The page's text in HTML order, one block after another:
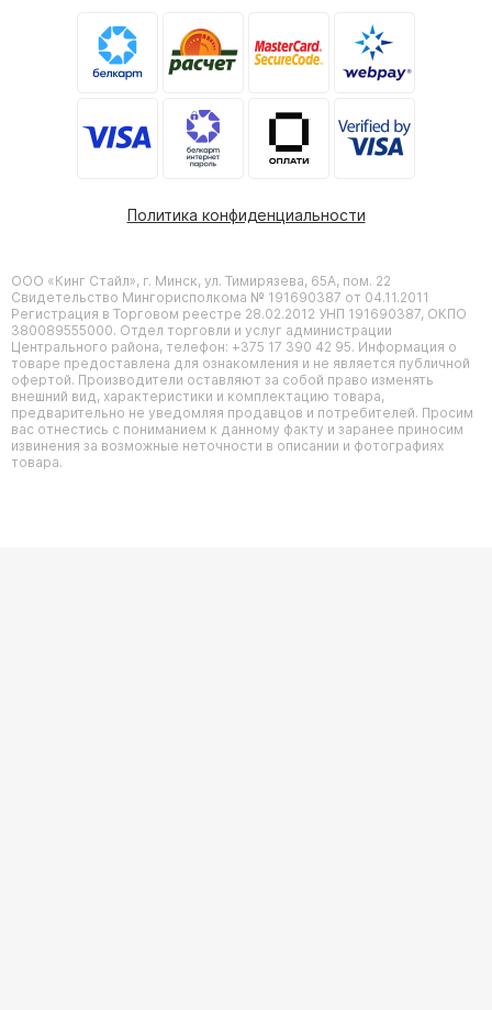
Политика конфиденциальности
ООО «Кинг Стайл», г. Минск, ул. Тимирязева, 65А, пом. 22
Свидетельство Мингорисполкома № 191690387 от 04.11.2011
Регистрация в Торговом реестре 28.02.2012 УНП 191690387, ОКПО
380089555000. Отдел торговли и услуг администрации
Центрального района, телефон: +375 17 390 42 95. Информация о
товаре предоставлена для ознакомления и не является публичной
офертой. Производители оставляют за собой право изменять
внешний вид, характеристики и комплектацию товара,
предварительно не уведомляя продавцов и потребителей. Просим
вас отнестись с пониманием к данному факту и заранее приносим
извинения за возможные неточности в описании и фотографиях
товара.